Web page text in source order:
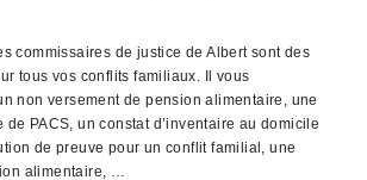
commissaires de justice de Albert sont des
tous vos conflits familiaux. Il vous
non versement de pension alimentaire, une
PACS, un constat d’inventaire au domicile
de preuve pour un conflit familial, une
alimentaire, …